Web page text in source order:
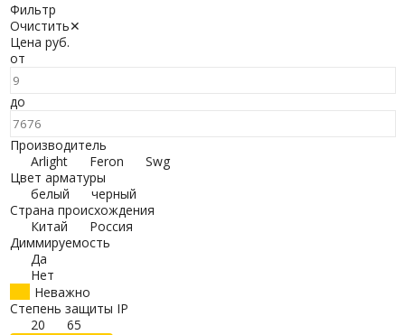
Фильтр
Очистить✕
Цена руб.
от
до
Производитель
Arlight
Feron
Swg
Цвет арматуры
белый
черный
Страна происхождения
Китай
Россия
Диммируемость
Да
Нет
Неважно
Степень защиты IP
20
65